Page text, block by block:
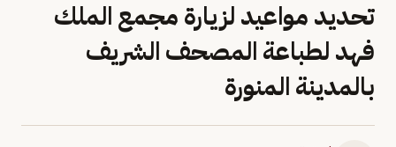
تحديد مواعيد لزيارة مجمع الملك
فهد لطباعة المصحف الشريف
بالمدينة المنورة